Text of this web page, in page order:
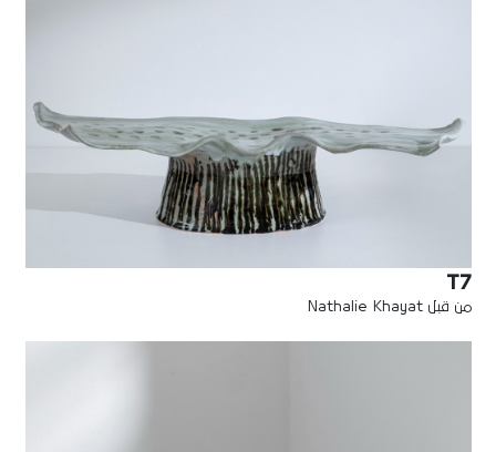
T7
من قبل Nathalie Khayat